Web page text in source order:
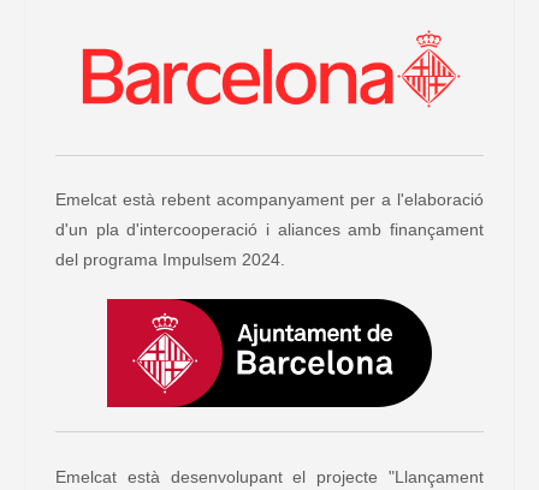
Emelcat està rebent acompanyament per a l'elaboració
d'un pla d'intercooperació i aliances amb finançament
del programa Impulsem 2024.
Emelcat està desenvolupant el projecte "Llançament